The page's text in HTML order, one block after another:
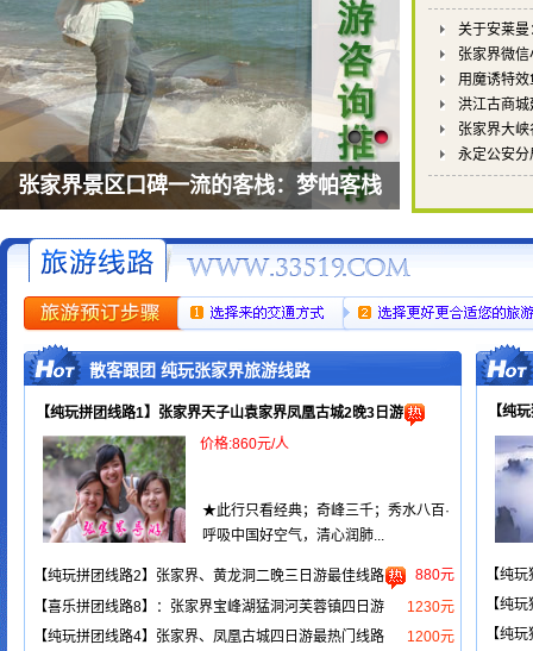
张家界景区口碑一流的客栈：梦帕客栈
关于安莱
张家界微
用魔诱特
洪江古商
张家界大
永定公安
散客跟团 纯玩张家界旅游线路
【纯玩拼团线路1】张家界天子山袁家界凤凰古城2晚3日游
价格:860元/人
★此行只看经典；奇峰三千；秀水八百·
呼吸中国好空气，清心润肺...
880元
【纯玩拼团线路2】张家界、黄龙洞二晚三日游最佳线路
1230元
【喜乐拼团线路8】：张家界宝峰湖猛洞河芙蓉镇四日游
1200元
【纯玩拼团线路4】张家界、凤凰古城四日游最热门线路
【纯
【纯
【纯
【纯